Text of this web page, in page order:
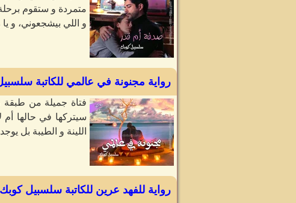
متمردة و ستقوم
و اللي بيشجعوني، و
رواية مجنونة في عالمي للكاتبة
فتاة جميلة من
اللينة و الطيبة بل
رواية للفهد عرين للكاتبة سلسبيل